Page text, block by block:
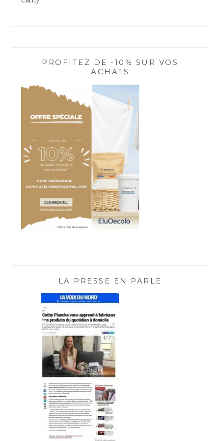
PROFITEZ DE -10% SUR VOS
ACHATS
LA PRESSE EN PARLE